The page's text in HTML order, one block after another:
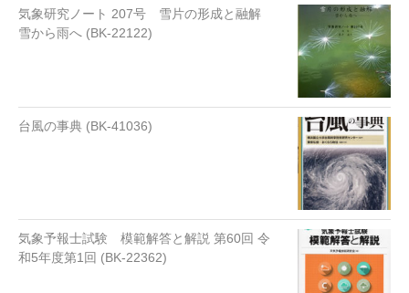
気象研究ノート 207号 雪片の形成と融解
雪から雨へ (BK-22122)
台風の事典 (BK-41036)
気象予報士試験 模範解答と解説 第60回 令
和5年度第1回 (BK-22362)